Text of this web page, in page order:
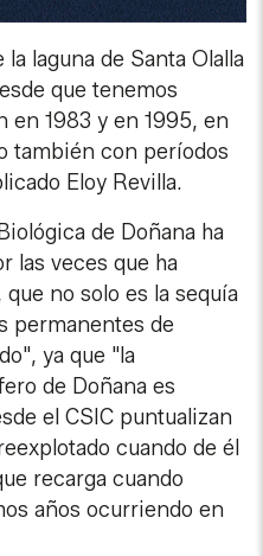
laguna de Santa Olalla
que tenemos
1983 y en 1995, en
también con períodos
Eloy Revilla.
de Doñana ha
las veces que ha
no solo es la sequía
permanentes de
ya que "la
de Doñana es
el CSIC puntualizan
cuando de él
recarga cuando
años ocurriendo en